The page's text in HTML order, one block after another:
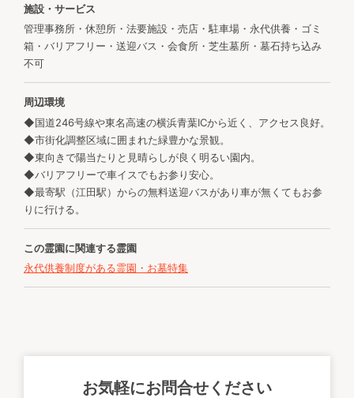
施設・サービス
管理事務所・休憩所・法要施設・売店・駐車場・永代供養・ゴミ
箱・バリアフリー・送迎バス・会食所・芝生墓所・墓石持ち込み
不可
周辺環境
◆国道246号線や東名高速の横浜青葉ICから近く、アクセス良好。
◆市街化調整区域に囲まれた緑豊かな景観。
◆東向きで陽当たりと見晴らしが良く明るい園内。
◆バリアフリーで車イスでもお参り安心。
◆最寄駅（江田駅）からの無料送迎バスがあり車が無くてもお参
りに行ける。
この霊園に関連する霊園
永代供養制度がある霊園・お墓特集
お気軽にお問合せください